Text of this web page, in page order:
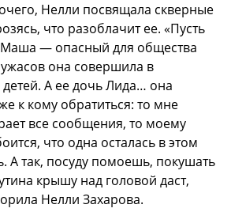
Нелли посвящала скверные
что разоблачит ее. «Пусть
— опасный для общества
она совершила в
А ее дочь Лида… она
к кому обратиться: то мне
все сообщения, то моему
что одна осталась в этом
А так, посуду помоешь, покушать
крышу над головой даст,
Нелли Захарова.